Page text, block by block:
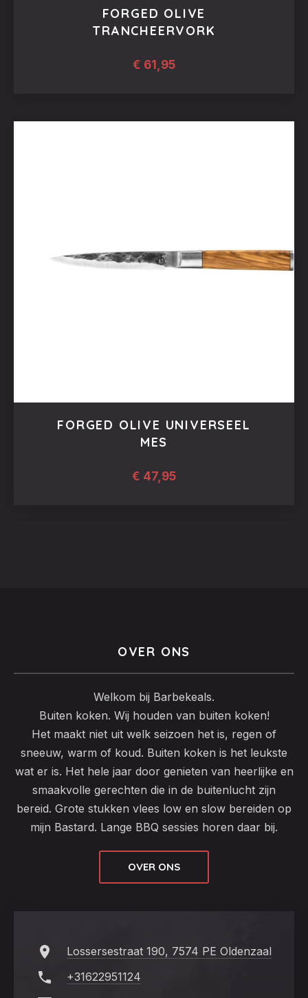
FORGED OLIVE
TRANCHEERVORK
€ 61,95
FORGED OLIVE UNIVERSEEL
MES
€ 47,95
OVER ONS
Welkom bij Barbekeals.
Buiten koken. Wij houden van buiten koken!
Het maakt niet uit welk seizoen het is, regen of
sneeuw, warm of koud. Buiten koken is het leukste
wat er is. Het hele jaar door genieten van heerlijke en
smaakvolle gerechten die in de buitenlucht zijn
bereid. Grote stukken vlees low en slow bereiden op
mijn Bastard. Lange BBQ sessies horen daar bij.
OVER ONS
Lossersestraat 190, 7574 PE Oldenzaal
+31622951124